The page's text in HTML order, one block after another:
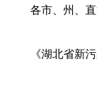
各市、州、
《湖北省新